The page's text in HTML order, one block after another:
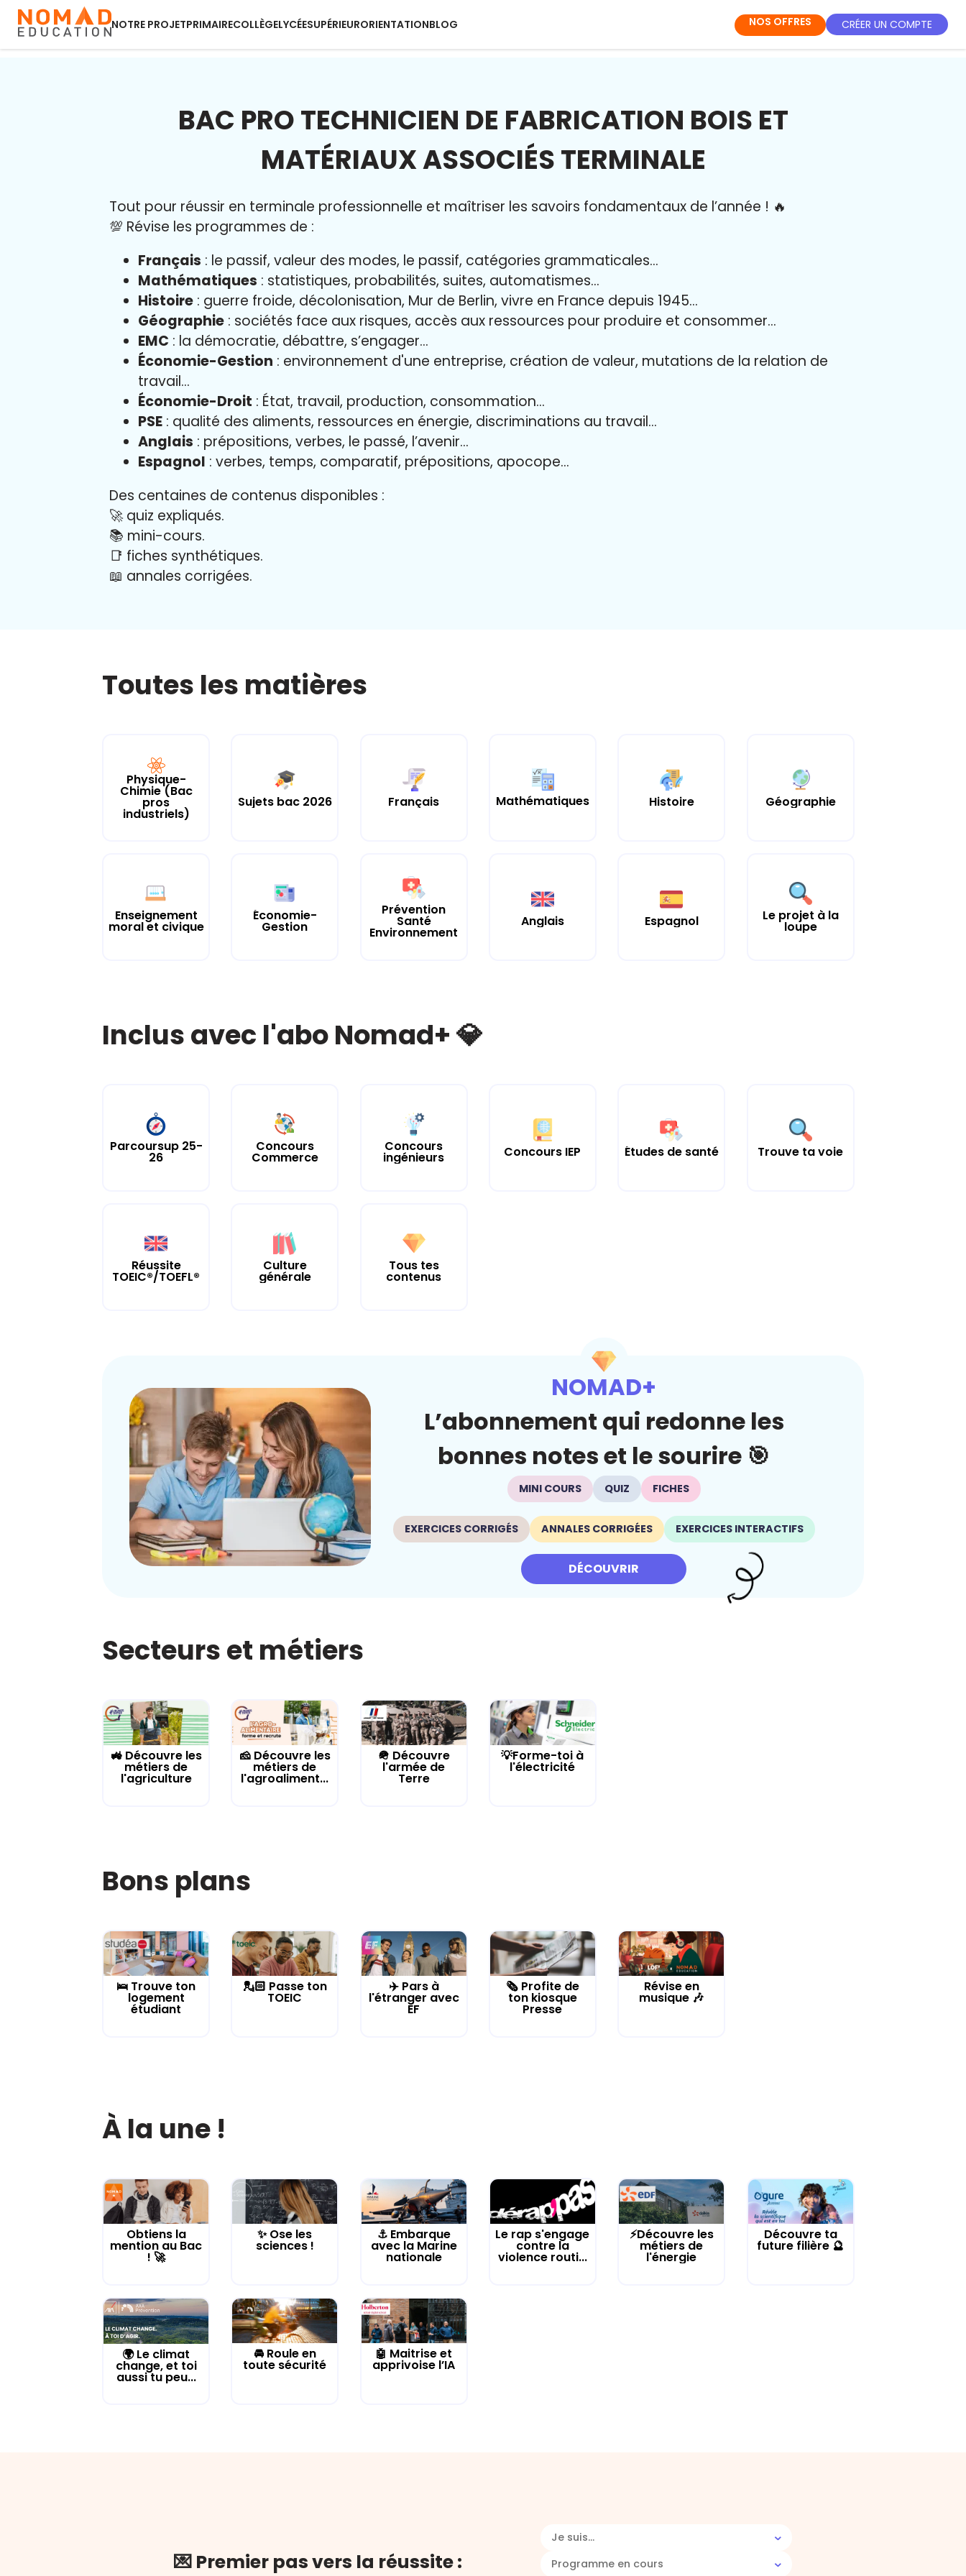
NOTRE PROJETPRIMAIRECOLLÈGELYCÉESUPÉRIEURORIENTATIONBLOG NOS OFFRES CRÉER UN COMPTE
BAC PRO TECHNICIEN DE FABRICATION BOIS ET
MATÉRIAUX ASSOCIÉS TERMINALE
Tout pour réussir en terminale professionnelle et maîtriser les savoirs fondamentaux de l’année ! 🔥
💯 Révise les programmes de :
Français : le passif, valeur des modes, le passif, catégories grammaticales…
Mathématiques : statistiques, probabilités, suites, automatismes…
Histoire : guerre froide, décolonisation, Mur de Berlin, vivre en France depuis 1945…
Géographie : sociétés face aux risques, accès aux ressources pour produire et consommer…
EMC : la démocratie, débattre, s’engager…
Économie-Gestion : environnement d'une entreprise, création de valeur, mutations de la relation de
travail…
Économie-Droit : État, travail, production, consommation…
PSE : qualité des aliments, ressources en énergie, discriminations au travail…
Anglais : prépositions, verbes, le passé, l’avenir…
Espagnol : verbes, temps, comparatif, prépositions, apocope…
Des centaines de contenus disponibles :
🚀 quiz expliqués.
📚 mini-cours.
📑 fiches synthétiques.
📖 annales corrigées.
Toutes les matières
Physique-
Chimie (Bac
pros
industriels)
Sujets bac 2026 Français Mathématiques Histoire Géographie
Enseignement
moral et civique
Économie-
Gestion
Prévention
Santé
Environnement
Anglais Espagnol Le projet à la
loupe
Inclus avec l'abo Nomad+ 💎
Parcoursup 25-
26
Concours
Commerce
Concours
ingénieurs Concours IEP Études de santé Trouve ta voie
Réussite
TOEIC®/TOEFL®
Culture
générale
Tous tes
contenus
NOMAD+
L’abonnement qui redonne les
bonnes notes et le sourire 🎯
MINI COURS QUIZ FICHES
EXERCICES CORRIGÉS ANNALES CORRIGÉES EXERCICES INTERACTIFS
DÉCOUVRIR
Secteurs et métiers
🚜 Découvre les
métiers de
l'agriculture
🧀 Découvre les
métiers de
l'agroaliment...
🪖 Découvre
l'armée de
Terre
💡Forme-toi à
l'électricité
Bons plans
🛌 Trouve ton
logement
étudiant
💂🏻 Passe ton
TOEIC
✈️ Pars à
l'étranger avec
EF
🗞️ Profite de
ton kiosque
Presse
Révise en
musique 🎶
À la une !
Obtiens la
mention au Bac
! 🚀
✨ Ose les
sciences !
⚓️ Embarque
avec la Marine
nationale
Le rap s'engage
contre la
violence routi...
⚡Découvre les
métiers de
l'énergie
Découvre ta
future filière 🔮
🌍 Le climat
change, et toi
aussi tu peu...
🚘 Roule en
toute sécurité
🤖 Maitrise et
apprivoise l’IA
💌 Premier pas vers la réussite :
Je suis...
Programme en cours